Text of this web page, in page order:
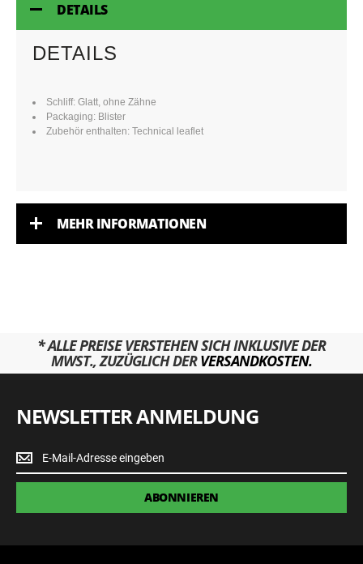
DETAILS
DETAILS
Schliff: Glatt, ohne Zähne
Packaging: Blister
Zubehör enthalten: Technical leaflet
MEHR INFORMATIONEN
* ALLE PREISE VERSTEHEN SICH INKLUSIVE DER
MWST., ZUZÜGLICH DERVERSANDKOSTEN.
NEWSLETTER ANMELDUNG
Newsletter
Anmeldung
ABONNIEREN